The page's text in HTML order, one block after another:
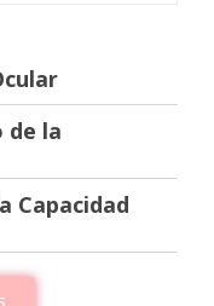
de la
Capacidad